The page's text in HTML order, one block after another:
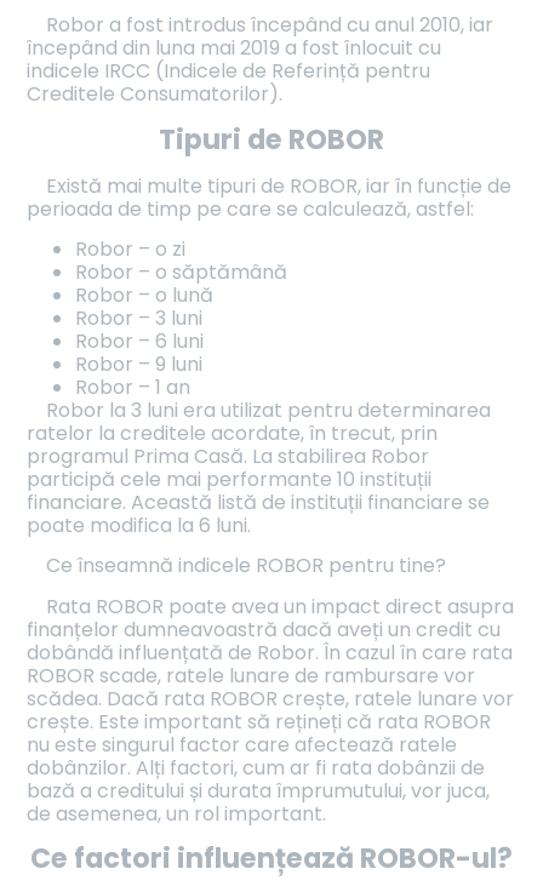
Robor a fost introdus începând cu anul 2010, iar
începând din luna mai 2019 a fost înlocuit cu
indicele IRCC (Indicele de Referință pentru
Creditele Consumatorilor).
Tipuri de ROBOR
Există mai multe tipuri de ROBOR, iar în funcție de
perioada de timp pe care se calculează, astfel:
Robor – o zi
Robor – o săptămână
Robor – o lună
Robor – 3 luni
Robor – 6 luni
Robor – 9 luni
Robor – 1 an
Robor la 3 luni era utilizat pentru determinarea
ratelor la creditele acordate, în trecut, prin
programul Prima Casă. La stabilirea Robor
participă cele mai performante 10 instituții
financiare. Această listă de instituții financiare se
poate modifica la 6 luni.
Ce înseamnă indicele ROBOR pentru tine?
Rata ROBOR poate avea un impact direct asupra
finanțelor dumneavoastră dacă aveți un credit cu
dobândă influențată de Robor. În cazul în care rata
ROBOR scade, ratele lunare de rambursare vor
scădea. Dacă rata ROBOR crește, ratele lunare vor
crește. Este important să rețineți că rata ROBOR
nu este singurul factor care afectează ratele
dobânzilor. Alți factori, cum ar fi rata dobânzii de
bază a creditului și durata împrumutului, vor juca,
de asemenea, un rol important.
Ce factori influențează ROBOR-ul?